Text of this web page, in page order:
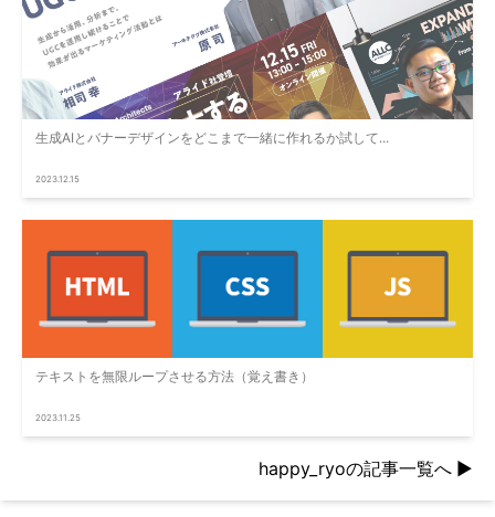
生成AIとバナーデザインをどこまで一緒に作れるか試して...
2023.12.15
テキストを無限ループさせる方法（覚え書き）
2023.11.25
happy_ryoの記事一覧へ ▶︎